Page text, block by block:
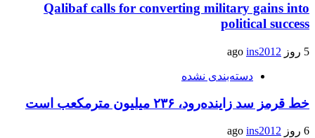
Qalibaf calls for converting military gains into
political success
5 روز ago ins2012
دسته‌بندی نشده
خط قرمز سد زاینده‌رود، ۲۳۶ میلیون مترمکعب است
6 روز ago ins2012